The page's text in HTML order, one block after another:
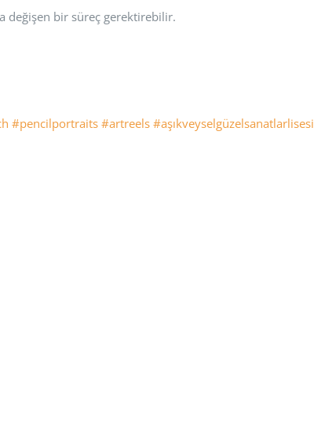
değişen bir süreç gerektirebilir.
#pencilportraits #artreels #aşıkveyselgüzelsanatlarlisesi